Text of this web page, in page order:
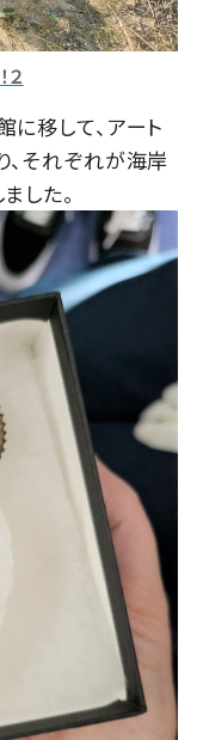
移して、アート
、それぞれが海岸
した。